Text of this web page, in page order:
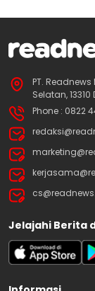
PT.
Selatan,
Phone : 0822
Jelajahi Berita